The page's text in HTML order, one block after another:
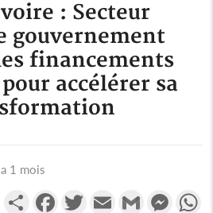
: Secteur
gouvernement
financements
accélérer sa
1 mois
PartagerFacebookTwitterEmail Gmail